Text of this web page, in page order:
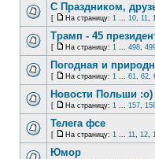
С Праздником,
[ На страницу: 1 ... 10, 11,
Трамп - 45
[ На страницу: 1 ... 498,
Погодная и
[ На страницу: 1 ... 61, 62,
Новости Польши :o)
[ На страницу: 1 ... 157,
Телега фсе
[ На страницу: 1 ... 11, 12,
Юмор